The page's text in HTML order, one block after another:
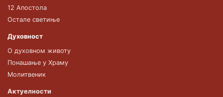
12 Апостола
Остале светиње
Духовност
О духовном животу
Понашање у Храму
Молитвеник
Актуелности